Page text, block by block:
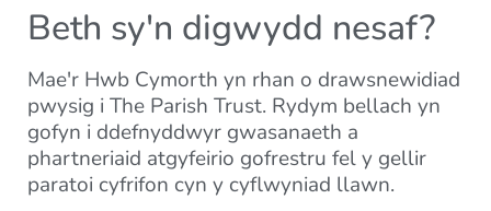
Beth sy'n digwydd nesaf?
Mae'r Hwb Cymorth yn rhan o drawsnewidiad
pwysig i The Parish Trust. Rydym bellach yn
gofyn i ddefnyddwyr gwasanaeth a
phartneriaid atgyfeirio gofrestru fel y gellir
paratoi cyfrifon cyn y cyflwyniad llawn.